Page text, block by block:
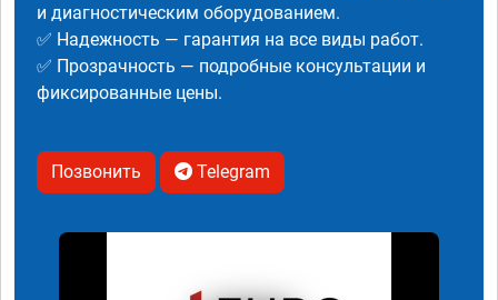
и диагностическим оборудованием.
✅ Надежность — гарантия на все виды работ.
✅ Прозрачность — подробные консультации и
фиксированные цены.
Позвонить Telegram